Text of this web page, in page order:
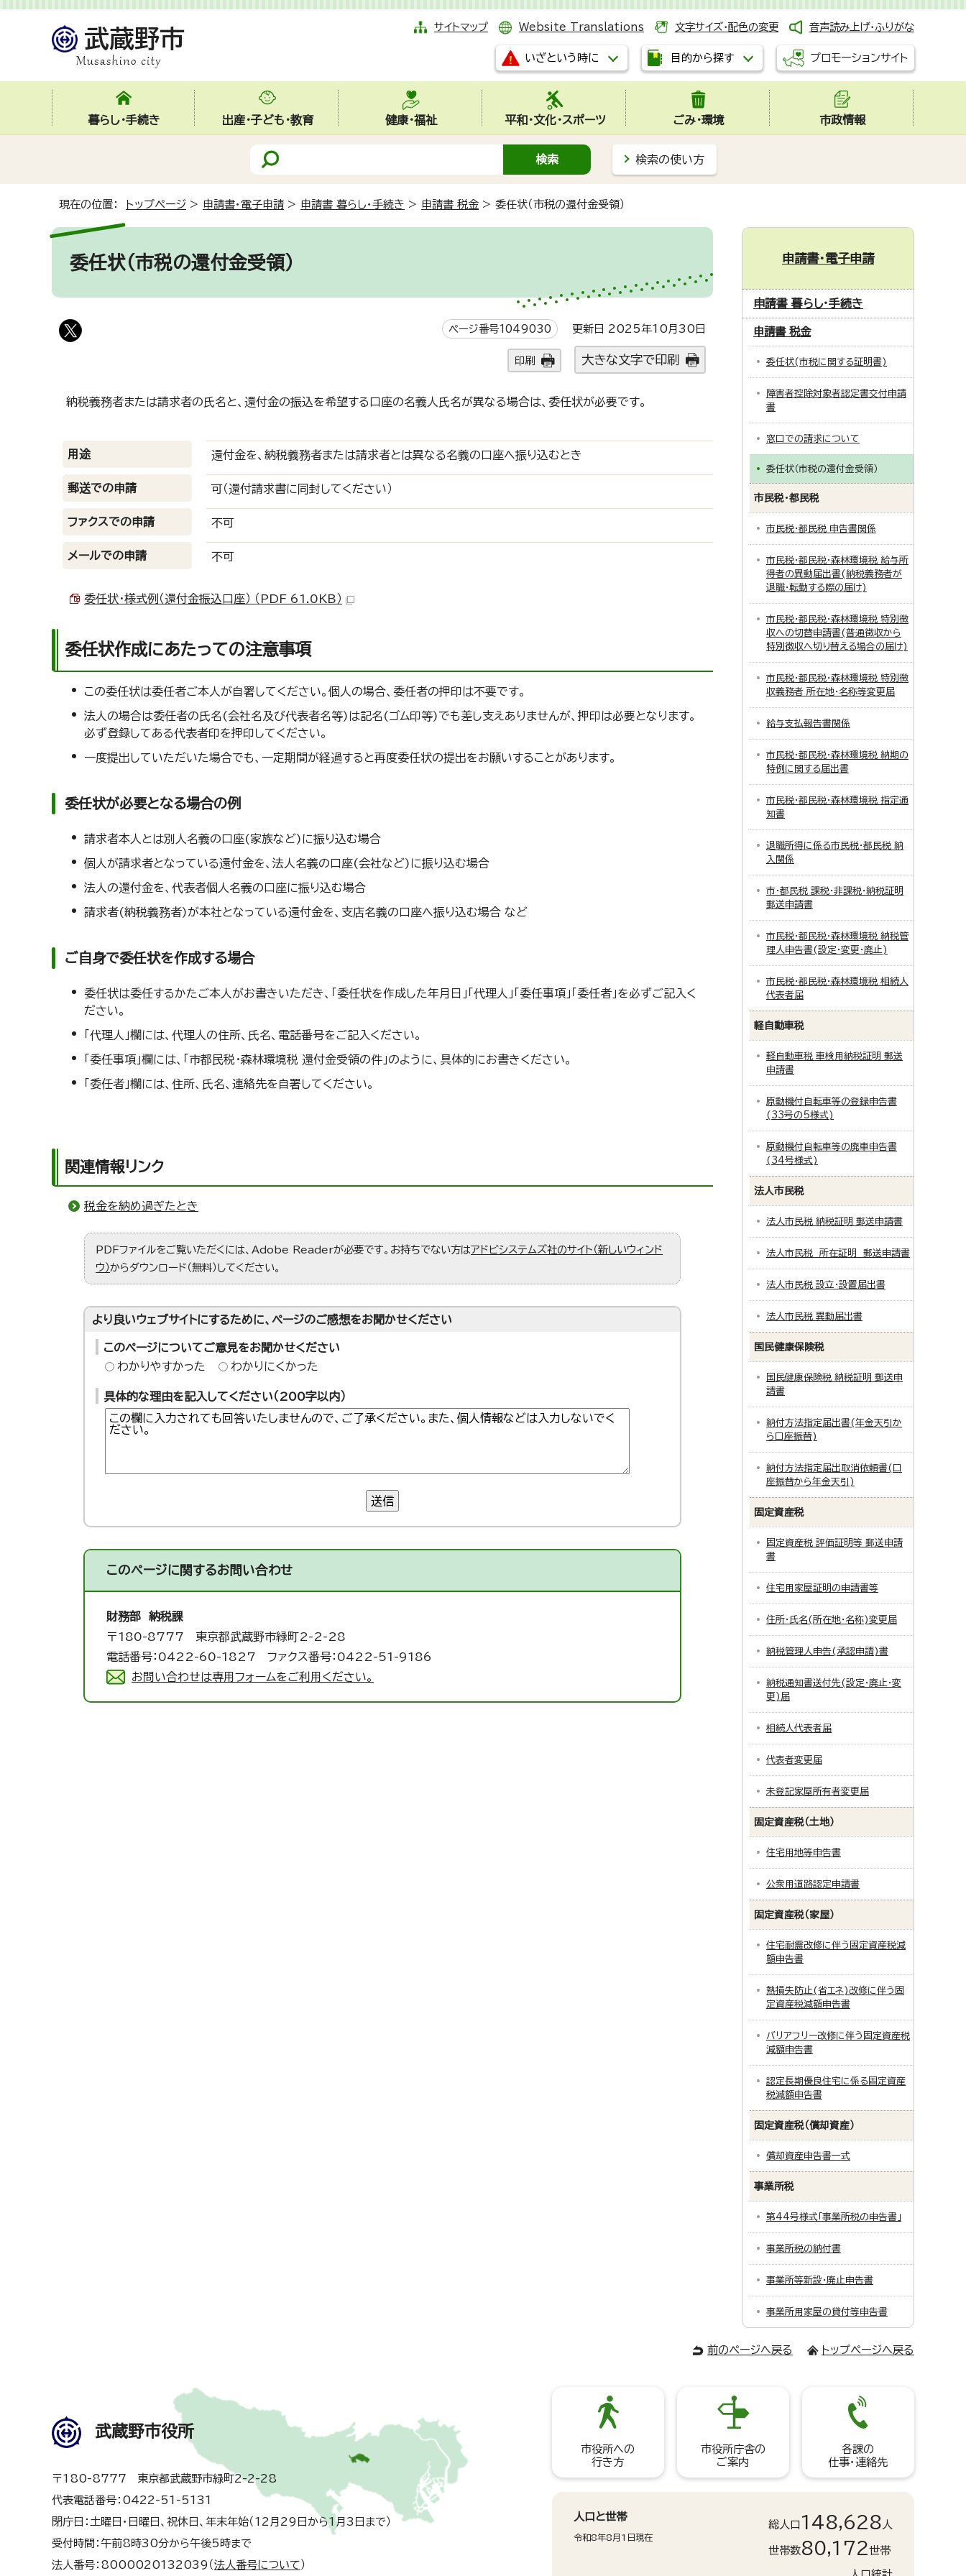
サイトマップ Website Translations 文字サイズ・配色の変更 音声読み上げ・ふりがな
いざという時に 目的から探す プロモーションサイト
暮らし・手続き 出産・子ども・教育 健康・福祉 平和・文化・スポーツ ごみ・環境 市政情報
検索の使い方
現在の位置： トップページ > 申請書・電子申請> 申請書 暮らし・手続き > 申請書 税金 > 委任状（市税の還付金受領）
委任状（市税の還付金受領）
ページ番号1049030 更新日 2025年10月30日
印刷 大きな文字で印刷
納税義務者または請求者の氏名と、還付金の振込を希望する口座の名義人氏名が異なる場合は、委任状が必要です。
用途 還付金を、納税義務者または請求者とは異なる名義の口座へ振り込むとき
郵送での申請 可（還付請求書に同封してください）
ファクスでの申請 不可
メールでの申請 不可
委任状・様式例（還付金振込口座） （PDF 61.0KB）
委任状作成にあたっての注意事項
この委任状は委任者ご本人が自署してください。個人の場合、委任者の押印は不要です。
法人の場合は委任者の氏名(会社名及び代表者名等)は記名(ゴム印等)でも差し支えありませんが、押印は必要となります。
必ず登録してある代表者印を押印してください。
一度提出していただいた場合でも、一定期間が経過すると再度委任状の提出をお願いすることがあります。
委任状が必要となる場合の例
請求者本人とは別人名義の口座(家族など)に振り込む場合
個人が請求者となっている還付金を、法人名義の口座(会社など)に振り込む場合
法人の還付金を、代表者個人名義の口座に振り込む場合
請求者(納税義務者)が本社となっている還付金を、支店名義の口座へ振り込む場合 など
ご自身で委任状を作成する場合
委任状は委任するかたご本人がお書きいただき、「委任状を作成した年月日」「代理人」「委任事項」「委任者」を必ずご記入く
ださい。
「代理人」欄には、代理人の住所、氏名、電話番号をご記入ください。
「委任事項」欄には、「市都民税・森林環境税 還付金受領の件」のように、具体的にお書きください。
「委任者」欄には、住所、氏名、連絡先を自署してください。
関連情報リンク
税金を納め過ぎたとき
PDFファイルをご覧いただくには、Adobe Readerが必要です。お持ちでない方はアドビシステムズ社のサイト（新しいウィンド
ウ）からダウンロード（無料）してください。
より良いウェブサイトにするために、ページのご感想をお聞かせください
このページについてご意見をお聞かせください
わかりやすかった
わかりにくかった
具体的な理由を記入してください（200字以内）
送信
このページに関するお問い合わせ
財務部 納税課
〒180-8777 東京都武蔵野市緑町2-2-28
電話番号：0422-60-1827 ファクス番号：0422-51-9186
お問い合わせは専用フォームをご利用ください。
申請書・電子申請
申請書 暮らし・手続き
申請書 税金
委任状(市税に関する証明書)
障害者控除対象者認定書交付申請
書
窓口での請求について
委任状（市税の還付金受領）
市民税・都民税
市民税・都民税 申告書関係
市民税・都民税・森林環境税 給与所
得者の異動届出書(納税義務者が
退職・転勤する際の届け)
市民税・都民税・森林環境税 特別徴
収への切替申請書(普通徴収から
特別徴収へ切り替える場合の届け)
市民税・都民税・森林環境税 特別徴
収義務者 所在地・名称等変更届
給与支払報告書関係
市民税・都民税・森林環境税 納期の
特例に関する届出書
市民税・都民税・森林環境税 指定通
知書
退職所得に係る市民税・都民税 納
入関係
市・都民税 課税・非課税・納税証明
郵送申請書
市民税・都民税・森林環境税 納税管
理人申告書(設定・変更・廃止)
市民税・都民税・森林環境税 相続人
代表者届
軽自動車税
軽自動車税 車検用納税証明 郵送
申請書
原動機付自転車等の登録申告書
(33号の5様式)
原動機付自転車等の廃車申告書
(34号様式)
法人市民税
法人市民税 納税証明 郵送申請書
法人市民税 所在証明 郵送申請書
法人市民税 設立・設置届出書
法人市民税 異動届出書
国民健康保険税
国民健康保険税 納税証明 郵送申
請書
納付方法指定届出書(年金天引か
ら口座振替)
納付方法指定届出取消依頼書(口
座振替から年金天引)
固定資産税
固定資産税 評価証明等 郵送申請
書
住宅用家屋証明の申請書等
住所・氏名(所在地・名称)変更届
納税管理人申告(承認申請)書
納税通知書送付先(設定・廃止・変
更)届
相続人代表者届
代表者変更届
未登記家屋所有者変更届
固定資産税（土地）
住宅用地等申告書
公衆用道路認定申請書
固定資産税（家屋）
住宅耐震改修に伴う固定資産税減
額申告書
熱損失防止(省エネ)改修に伴う固
定資産税減額申告書
バリアフリー改修に伴う固定資産税
減額申告書
認定長期優良住宅に係る固定資産
税減額申告書
固定資産税（償却資産）
償却資産申告書一式
事業所税
第44号様式「事業所税の申告書」
事業所税の納付書
事業所等新設・廃止申告書
事業所用家屋の貸付等申告書
前のページへ戻る トップページへ戻る
武蔵野市役所
〒180-8777 東京都武蔵野市緑町2-2-28
代表電話番号：0422-51-5131
閉庁日：土曜日・日曜日、祝休日、年末年始（12月29日から1月3日まで）
受付時間：午前8時30分から午後5時まで
法人番号：8000020132039（ 法人番号について ）
市役所への
行き方
市役所庁舎の
ご案内
各課の
仕事・連絡先
人口と世帯
令和8年8月1日現在
総人口 148,628 人
世帯数80,172世帯